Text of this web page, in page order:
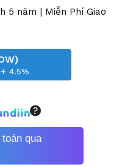
5 năm | Miễn Phí Giao
4.5%
qua